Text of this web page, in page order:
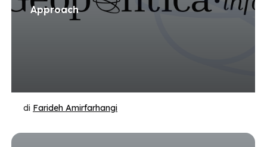
Approach
di Farideh Amirfarhangi